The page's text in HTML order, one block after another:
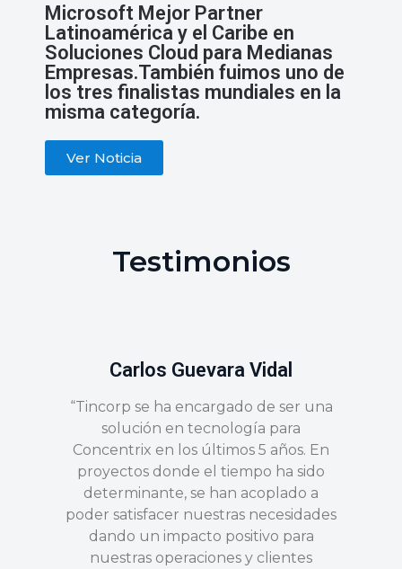
Microsoft Mejor Partner
Latinoamérica y el Caribe en
Soluciones Cloud para Medianas
Empresas.​ También fuimos uno de
los tres finalistas mundiales en la
misma categoría.​
Ver Noticia
Testimonios
Carlos Guevara Vidal
“Tincorp se ha encargado de ser una
solución en tecnología para
Concentrix en los últimos 5 años. En
proyectos donde el tiempo ha sido
determinante, se han acoplado a
poder satisfacer nuestras necesidades
dando un impacto positivo para
nuestras operaciones y clientes